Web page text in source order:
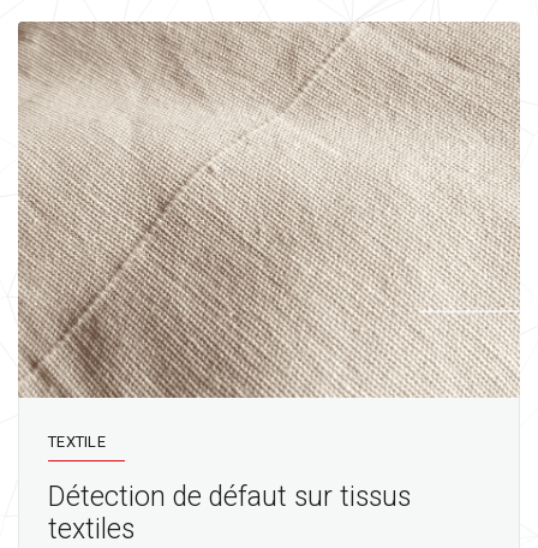
TEXTILE
Détection de défaut sur tissus
textiles